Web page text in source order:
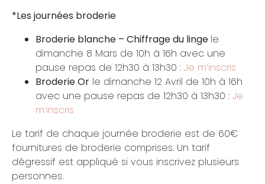
*Les journées broderie
Broderie blanche – Chiffrage du linge le
dimanche 8 Mars de 10h à 16h avec une
pause repas de 12h30 à 13h30 : Je m’inscris
Broderie Or le dimanche 12 Avril de 10h à 16h
avec une pause repas de 12h30 à 13h30 : Je
m’inscris
Le tarif de chaque journée broderie est de 60€
fournitures de broderie comprises. Un tarif
dégressif est appliqué si vous inscrivez plusieurs
personnes.